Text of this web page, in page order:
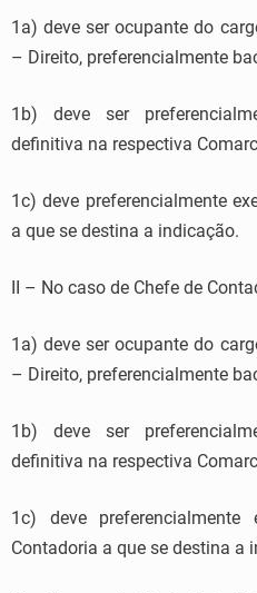
1a) deve ser ocupante do
– Direito, preferencialmente
1b) deve ser
definitiva na respectiva
1c) deve preferencialmente
a que se destina a indicação.
II – No caso de Chefe de
1a) deve ser ocupante do
– Direito, preferencialmente
1b) deve ser
definitiva na respectiva
1c) deve
Contadoria a que se destina a